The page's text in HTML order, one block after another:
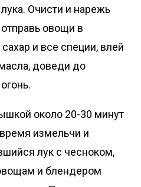
Очисти и нарежь
овощи в
и все специи, влей
доведи до
около 20-30 минут
измельчи и
лук с чесноком,
и блендером